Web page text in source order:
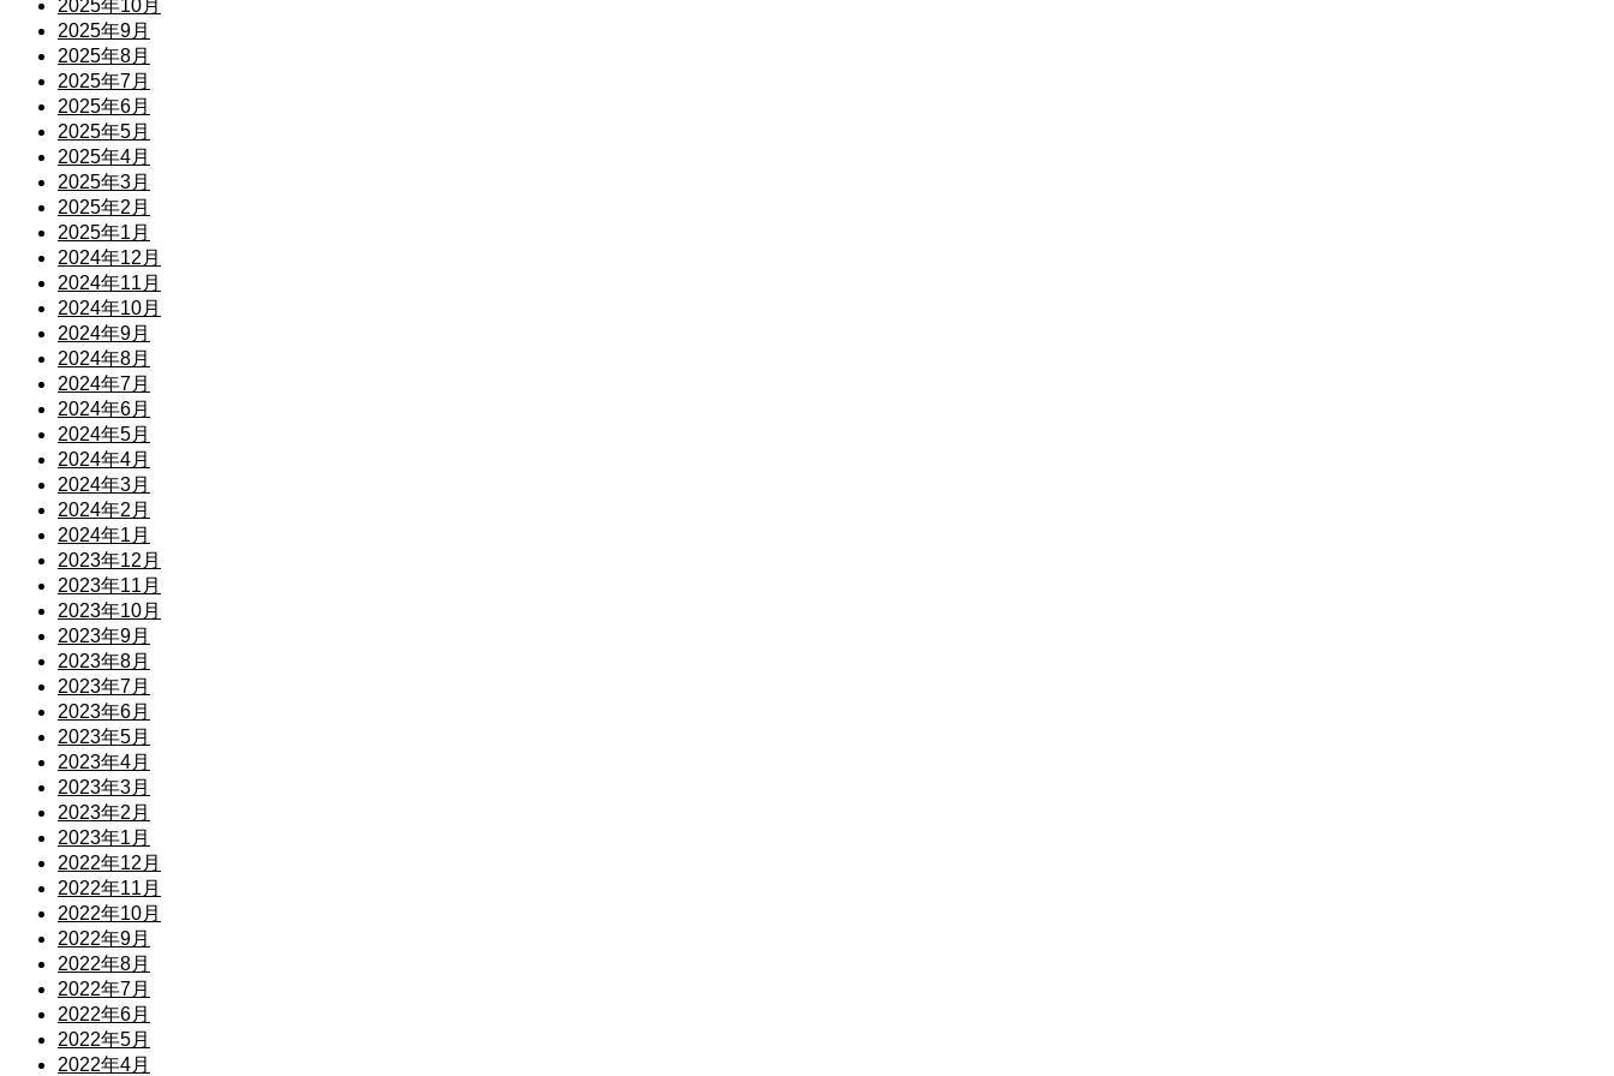
2025年10月
2025年9月
2025年8月
2025年7月
2025年6月
2025年5月
2025年4月
2025年3月
2025年2月
2025年1月
2024年12月
2024年11月
2024年10月
2024年9月
2024年8月
2024年7月
2024年6月
2024年5月
2024年4月
2024年3月
2024年2月
2024年1月
2023年12月
2023年11月
2023年10月
2023年9月
2023年8月
2023年7月
2023年6月
2023年5月
2023年4月
2023年3月
2023年2月
2023年1月
2022年12月
2022年11月
2022年10月
2022年9月
2022年8月
2022年7月
2022年6月
2022年5月
2022年4月